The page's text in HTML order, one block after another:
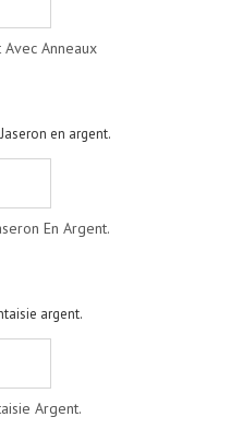
Anneaux
En Argent.
Argent.